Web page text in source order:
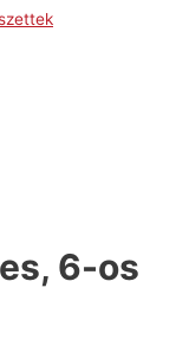
6-os